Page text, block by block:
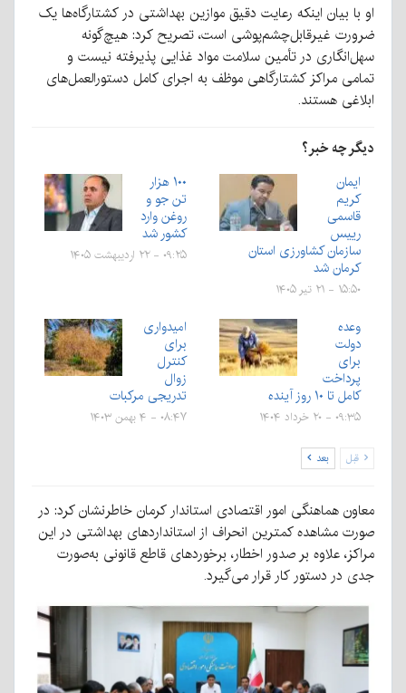
او با بیان اینکه رعایت دقیق موازین بهداشتی در کشتارگاه‌ها یک
ضرورت غیرقابل‌چشم‌پوشی است، تصریح کرد: هیچ‌گونه
سهل‌انگاری در تأمین سلامت مواد غذایی پذیرفته نیست و
تمامی مراکز کشتارگاهی موظف به اجرای کامل دستورالعمل‌های
ابلاغی هستند.
دیگر چه خبر؟
ایمان
کریم
قاسمی
رییس
سازمان کشاورزی استان
کرمان شد
۱۵:۵۰ - ۲۱ تیر ۱۴۰۵
۱۰۰ هزار
تن جو و
روغن وارد
کشور شد
۰۹:۲۵ - ۲۲ اردیبهشت ۱۴۰۵
وعده
دولت
برای
پرداخت
کامل تا ۱۰ روز آینده
۰۹:۳۵ - ۲۰ خرداد ۱۴۰۴
امیدواری
برای
کنترل
زوال
تدریجی مرکبات
۰۸:۴۷ - ۴ بهمن ۱۴۰۳
قبل بعد
معاون هماهنگی امور اقتصادی استاندار کرمان خاطرنشان کرد: در
صورت مشاهده کمترین انحراف از استانداردهای بهداشتی در این
مراکز، علاوه بر صدور اخطار، برخوردهای قاطع قانونی به‌صورت
جدی در دستور کار قرار می‌گیرد.